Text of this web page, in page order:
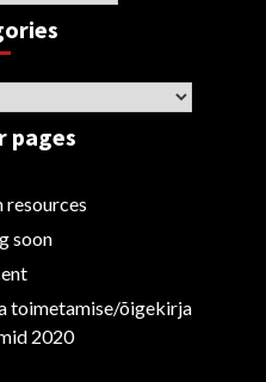
pages
resources
soon
toimetamise/õigekirja
2020